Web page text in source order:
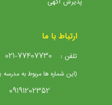
ارتباط با ما
تلفن : 021-77407730
(این شماره ها مربوط به
09191202352